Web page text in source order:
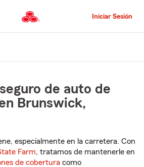
al
contenido
principal
Iniciar Sesión
de auto de
Brunswick,
especialmente en la carretera. Con
Farm, tratamos de mantenerle en
de cobertura como